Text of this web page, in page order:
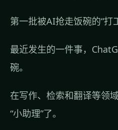
第一批被AI抢走饭碗的“打
最近发生的一件事，
碗。
在写作、检索和翻译等领
“小助理”了。